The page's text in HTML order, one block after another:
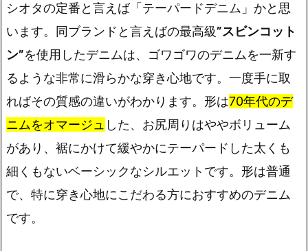
シオタの定番と言えば「テーパードデニム」かと思
います。同ブランドと言えばの最高級”スビンコット
ン”を使用したデニムは、ゴワゴワのデニムを一新す
るような非常に滑らかな穿き心地です。一度手に取
ればその質感の違いがわかります。形は70年代のデ
ニムをオマージュ した、お尻周りはややボリューム
があり、裾にかけて緩やかにテーパードした太くも
細くもないベーシックなシルエットです。形は普通
で、特に穿き心地にこだわる方におすすめのデニム
です。